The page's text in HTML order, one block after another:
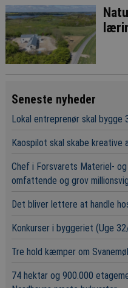
Seneste nyheder
Lokal entreprenør skal bygge
Kaospilot skal skabe kreative
Chef i Forsvarets Materiel-
omfattende og grov millionsvig
Det bliver lettere at handle
Konkurser i byggeriet (Uge
Tre hold kæmper om
74 hektar og 900.000